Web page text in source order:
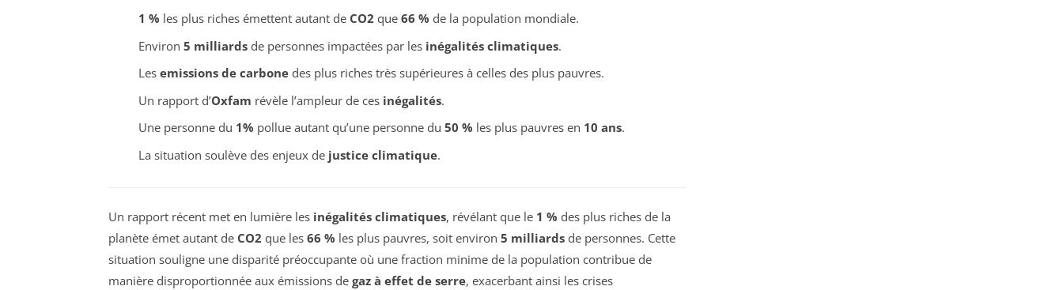
1 % les plus riches émettent autant de CO2 que 66 % de la population mondiale.
Environ 5 milliardsde personnes impactées par les inégalités climatiques.
Les emissions de carbonedes plus riches très supérieures à celles des plus pauvres.
Un rapport d’Oxfam révèle l’ampleur de ces inégalités.
Une personne du 1% pollue autant qu’une personne du 50 % les plus pauvres en 10 ans.
La situation soulève des enjeux de justice climatique.
Un rapport récent met en lumière les inégalités climatiques, révélant que le 1 % des plus riches de la
planète émet autant de CO2 que les 66 % les plus pauvres, soit environ 5 milliards de personnes. Cette
situation souligne une disparité préoccupante où une fraction minime de la population contribue de
manière disproportionnée aux émissions de gaz à effet de serre, exacerbant ainsi les crises